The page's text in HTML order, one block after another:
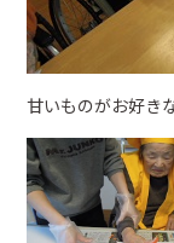
甘いものがお好き